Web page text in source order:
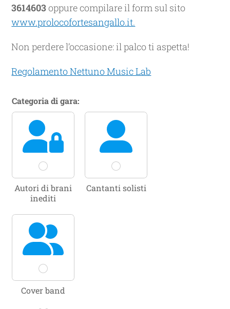
3614603oppure compilare il form sul sito
www.prolocofortesangallo.it.
Non perdere l’occasione: il palco ti aspetta!
Regolamento Nettuno Music Lab
d
i
A
a
z
n
t
Categoria di gara:
Autori di brani
inediti
Cantanti solisti
Cover band